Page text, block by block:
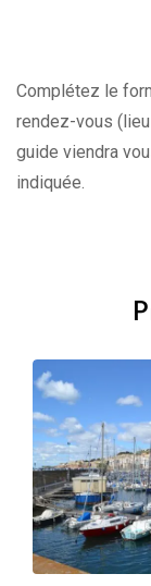
Complétez le
rendez-vous
guide viendra
indiquée.